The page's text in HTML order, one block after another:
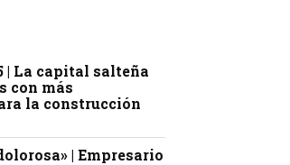
| La capital salteña
con más
la construcción
| Empresario